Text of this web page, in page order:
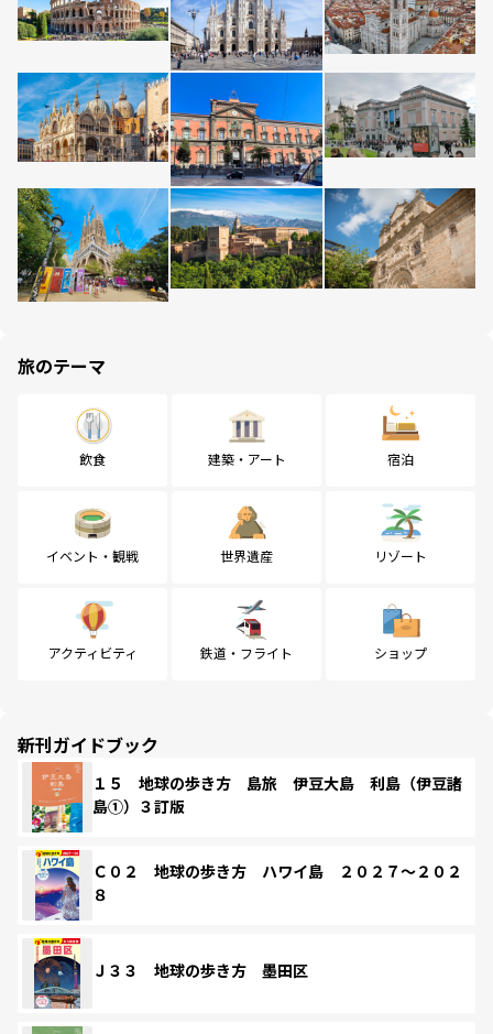
旅のテーマ
飲食 建築・アート 宿泊
イベント・観戦 世界遺産 リゾート
アクティビティ 鉄道・フライト ショップ
新刊ガイドブック
１５ 地球の歩き方 島旅 伊豆大島 利島（伊豆諸
島①）３訂版
Ｃ０２ 地球の歩き方 ハワイ島 ２０２７～２０２
８
Ｊ３３ 地球の歩き方 墨田区